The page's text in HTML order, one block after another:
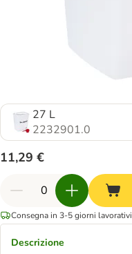
27 L
2232901.0
11,29 €
Consegna in 3-5 giorni lavorativi
Descrizione